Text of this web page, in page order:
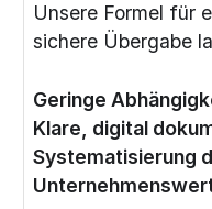
Unsere Formel für
sichere Übergabe
Geringe
Klare, digital
Systematisierung